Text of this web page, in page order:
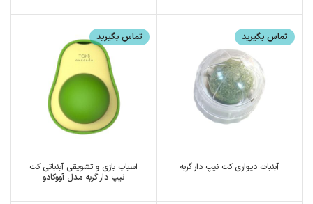
تماس بگیرید
آبنبات دیواری کت نیپ دار گربه
تماس بگیرید
اسباب بازی و تشویقی آبنباتی کت
نیپ دار گربه مدل آووکادو